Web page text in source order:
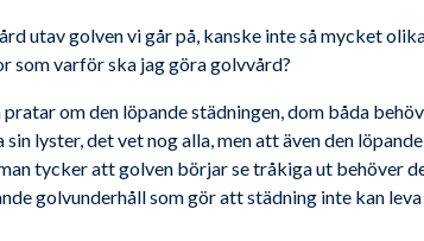
utav golven vi går på, kanske inte så mycket
som varför ska jag göra golvvård?
om den löpande städningen, dom båda
lyster, det vet nog alla, men att även den
tycker att golven börjar se tråkiga ut behöver
golvunderhåll som gör att städning inte kan